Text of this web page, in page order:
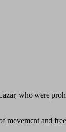
who were
and